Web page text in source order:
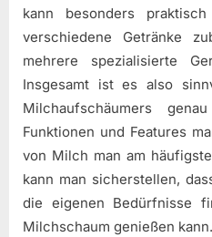
kann besonders
verschiedene Getränke
mehrere spezialisierte
Insgesamt ist es also
Milchaufschäumers
Funktionen und Features
von Milch man am
kann man sicherstellen,
die eigenen Bedürfnisse
Milchschaum genießen kann.